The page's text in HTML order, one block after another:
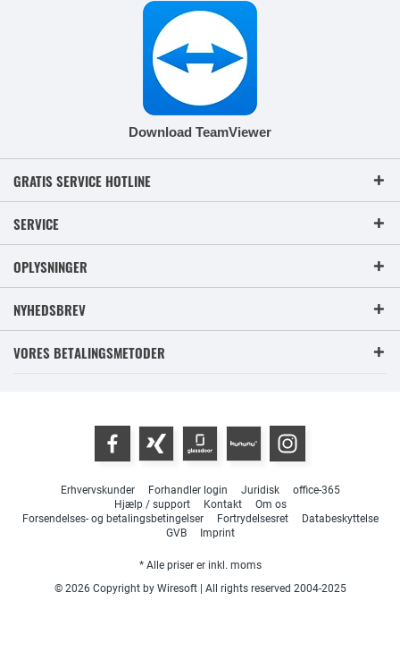
Download TeamViewer
GRATIS SERVICE HOTLINE
SERVICE
OPLYSNINGER
NYHEDSBREV
VORES BETALINGSMETODER
Erhvervskunder Forhandler login Juridisk
office-365
Hjælp / support
Kontakt
Om os
Forsendelses- og betalingsbetingelser
Fortrydelsesret
Databeskyttelse
GVB
Imprint
* Alle priser er inkl. moms
© 2026 Copyright by Wiresoft | All rights reserved 2004-2025